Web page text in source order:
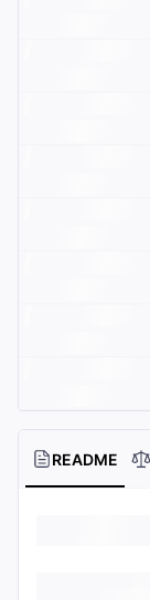
README